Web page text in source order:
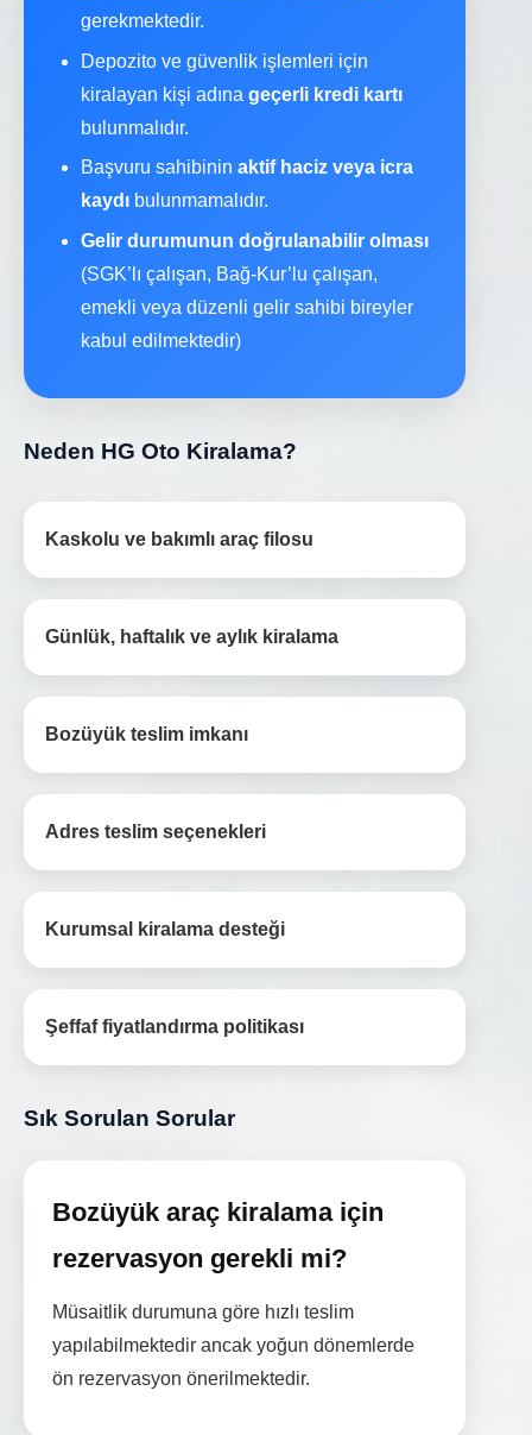
gerekmektedir.
Depozito ve güvenlik işlemleri için
kiralayan kişi adına geçerli kredi kartı
bulunmalıdır.
Başvuru sahibinin aktif haciz veya icra
kaydı bulunmamalıdır.
Gelir durumunun doğrulanabilir olması
(SGK’lı çalışan, Bağ-Kur’lu çalışan,
emekli veya düzenli gelir sahibi bireyler
kabul edilmektedir)
Neden HG Oto Kiralama?
Kaskolu ve bakımlı araç filosu
Günlük, haftalık ve aylık kiralama
Bozüyük teslim imkanı
Adres teslim seçenekleri
Kurumsal kiralama desteği
Şeffaf fiyatlandırma politikası
Sık Sorulan Sorular
Bozüyük araç kiralama için
rezervasyon gerekli mi?
Müsaitlik durumuna göre hızlı teslim
yapılabilmektedir ancak yoğun dönemlerde
ön rezervasyon önerilmektedir.